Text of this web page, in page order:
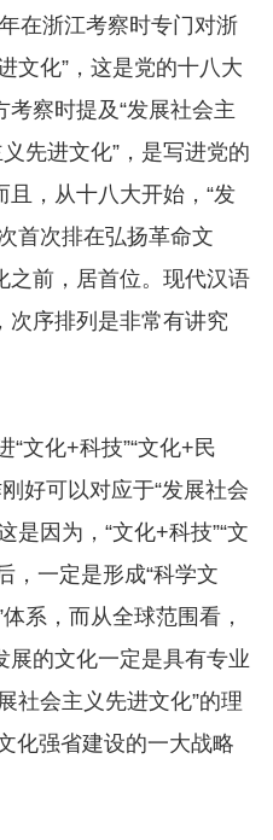
浙江考察时专门对浙
文化”，这是党的十八大
考察时提及“发展社会主
先进文化”，是写进党的
，从十八大开始，“发
首次排在弘扬革命文
之前，居首位。现代汉语
次序排列是非常有讲究
化+科技”“文化+民
好可以对应于“发展社会
是因为，“文化+科技”“文
，一定是形成“科学文
体系，而从全球范围看，
展的文化一定是具有专业
社会主义先进文化”的理
化强省建设的一大战略